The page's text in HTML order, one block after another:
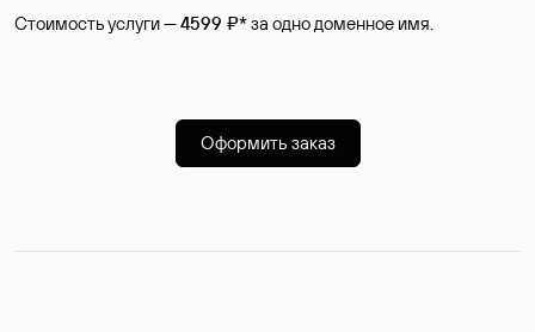
Стоимость услуги —4599 ₽*за одно доменное имя.
Оформить заказ